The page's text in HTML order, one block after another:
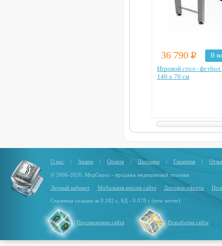
36 790 Р
В
Игровой стол -
140 x 70 см
О нас | Акции | Оплата | Доставка | Гарантия |
© 2006-2026. МедСпрос - продажа медицинской техники
Личный кабинет Мобильная версия сайта Договор-оферта
Страница создана за 0.182 с, БД - 0.078 с (new server)
Продвижение сайта Разработка сайта